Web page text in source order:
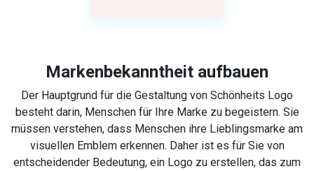
Markenbekanntheit aufbauen
Der Hauptgrund für die Gestaltung von Schönheits Logo
besteht darin, Menschen für Ihre Marke zu begeistern. Sie
müssen verstehen, dass Menschen ihre Lieblingsmarke am
visuellen Emblem erkennen. Daher ist es für Sie von
entscheidender Bedeutung, ein Logo zu erstellen, das zum